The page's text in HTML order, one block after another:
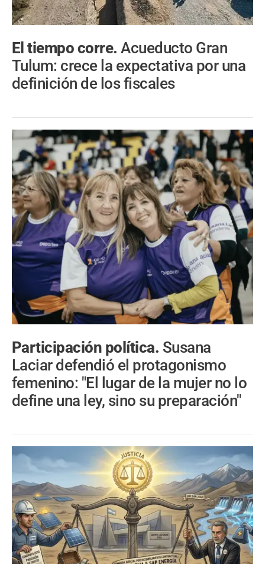
El tiempo corre.Acueducto Gran
Tulum: crece la expectativa por una
definición de los fiscales
Participación política. Susana
Laciar defendió el protagonismo
femenino: "El lugar de la mujer no lo
define una ley, sino su preparación"